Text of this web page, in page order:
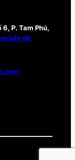
P. Tam Phú,
bản đồ